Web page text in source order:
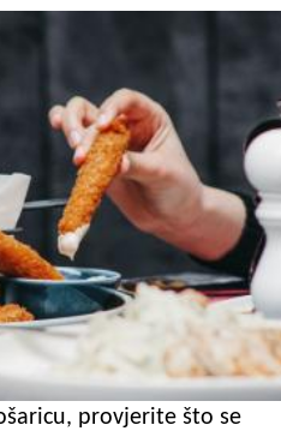
provjerite što se